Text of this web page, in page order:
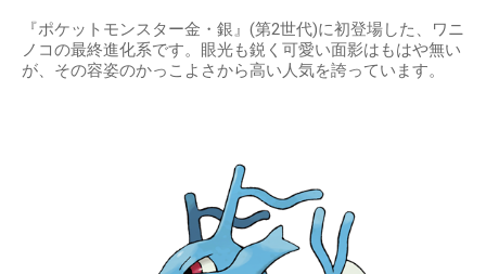
『ポケットモンスター金・銀』(第2世代)に初登場した、ワニ
ノコの最終進化系です。眼光も鋭く可愛い面影はもはや無い
が、その容姿のかっこよさから高い人気を誇っています。